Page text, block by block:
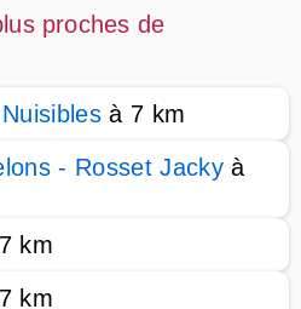
proches de
à 7 km
- Rosset Jackyà
km
km